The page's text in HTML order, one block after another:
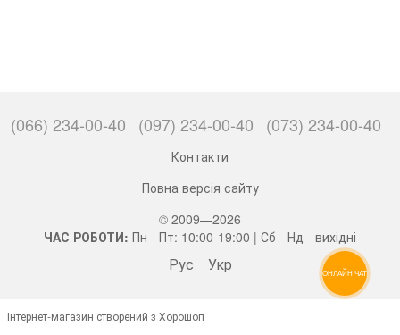
(066) 234-00-40 (097) 234-00-40 (073) 234-00-40
Контакти
Повна версія сайту
© 2009—2026
ЧАС РОБОТИ: Пн - Пт: 10:00-19:00 | Сб - Нд - вихідні
Рус Укр
Інтернет-магазин створений з Хорошоп
ОНЛАЙН ЧАТ